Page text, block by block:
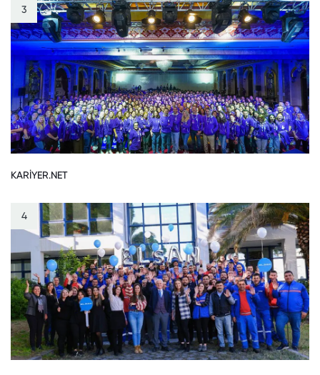
3
KARİYER.NET
4